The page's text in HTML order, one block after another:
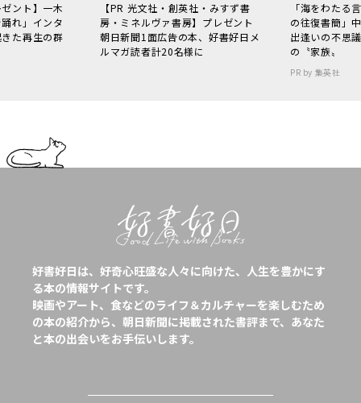
ント】一木
れ」インタ
た再生の群
【PR 光文社・創英社・みすず書
房・ミネルヴァ書房】プレゼント
朝日新聞1面広告の本、好書好日メ
ルマガ読者計20名様に
「海をわた
の往復書簡」
出逢いの不思
の〝家族〟
PR by 集英社
好書好日は、好奇心旺盛な人々に向けた、人生を豊かにす
る本の情報サイトです。
映画やアート、食などのライフ＆カルチャーを楽しむため
の本の紹介から、朝日新聞に掲載された書評まで、あなた
と本の出会いをお手伝いします。